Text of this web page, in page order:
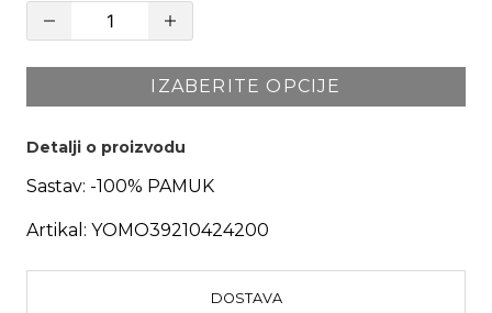
IZABERITE OPCIJE
Detalji o proizvodu
Sastav: -100% PAMUK
Artikal: YOMO39210424200
DOSTAVA